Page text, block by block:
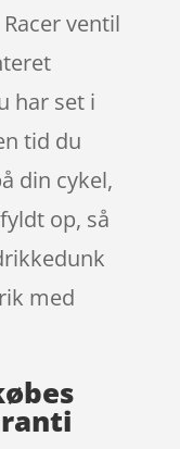
ventil
har set i
tid du
din cykel,
op, så
med